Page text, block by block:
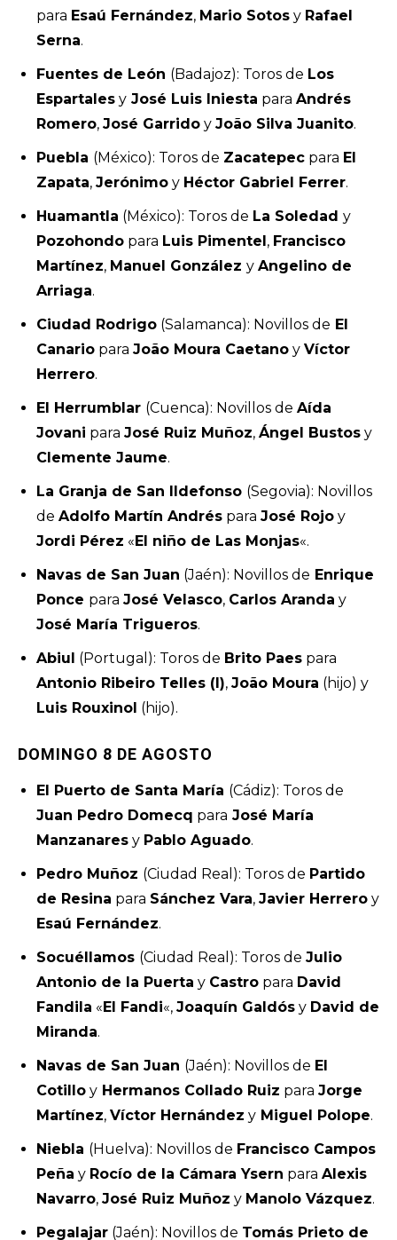
para Esaú Fernández, Mario Sotos y Rafael
Serna.
Fuentes de León (Badajoz): Toros de Los
Espartales y José Luis Iniesta para Andrés
Romero, José Garrido y João Silva Juanito.
Puebla (México): Toros de Zacatepec para El
Zapata, Jerónimo y Héctor Gabriel Ferrer.
Huamantla (México): Toros de La Soledad y
Pozohondo para Luis Pimentel, Francisco
Martínez, Manuel González y Angelino de
Arriaga.
Ciudad Rodrigo (Salamanca): Novillos de El
Canario para João Moura Caetano y Víctor
Herrero.
El Herrumblar (Cuenca): Novillos de Aída
Jovani para José Ruiz Muñoz, Ángel Bustos y
Clemente Jaume.
La Granja de San Ildefonso (Segovia): Novillos
de Adolfo Martín Andrés para José Rojo y
Jordi Pérez «El niño de Las Monjas«.
Navas de San Juan (Jaén): Novillos de Enrique
Ponce para José Velasco, Carlos Aranda y
José María Trigueros.
Abiul (Portugal): Toros de Brito Paes para
Antonio Ribeiro Telles (I), João Moura (hijo) y
Luis Rouxinol (hijo).
DOMINGO 8 DE AGOSTO
El Puerto de Santa María (Cádiz): Toros de
Juan Pedro Domecq para José María
Manzanares y Pablo Aguado.
Pedro Muñoz (Ciudad Real): Toros de Partido
de Resina para Sánchez Vara, Javier Herrero y
Esaú Fernández.
Socuéllamos (Ciudad Real): Toros de Julio
Antonio de la Puerta y Castro para David
Fandila «El Fandi«, Joaquín Galdós y David de
Miranda.
Navas de San Juan (Jaén): Novillos de El
Cotillo y Hermanos Collado Ruiz para Jorge
Martínez, Víctor Hernández y Miguel Polope.
Niebla (Huelva): Novillos de Francisco Campos
Peña y Rocío de la Cámara Ysern para Alexis
Navarro, José Ruiz Muñoz y Manolo Vázquez.
Pegalajar (Jaén): Novillos de Tomás Prieto de